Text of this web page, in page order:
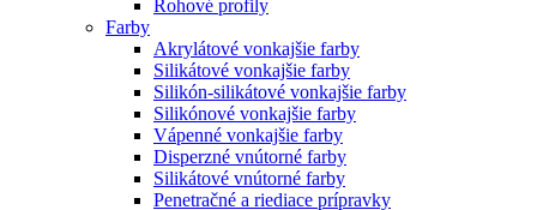
Rohové profily
Farby
Akrylátové vonkajšie farby
Silikátové vonkajšie farby
Silikón-silikátové vonkajšie farby
Silikónové vonkajšie farby
Vápenné vonkajšie farby
Disperzné vnútorné farby
Silikátové vnútorné farby
Penetračné a riediace prípravky